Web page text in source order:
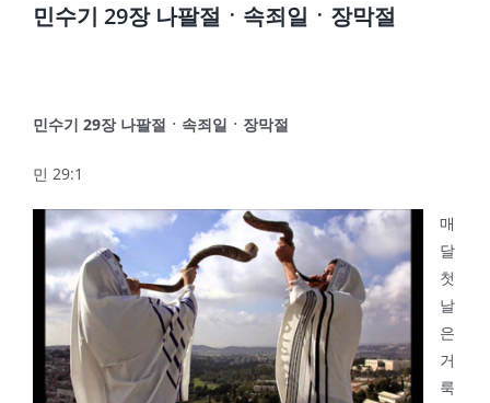
민수기 29장 나팔절ㆍ속죄일ㆍ장막절
민수기 29장 나팔절ㆍ속죄일ㆍ장막절
민 29:1
매
달
첫
날
은
거
룩